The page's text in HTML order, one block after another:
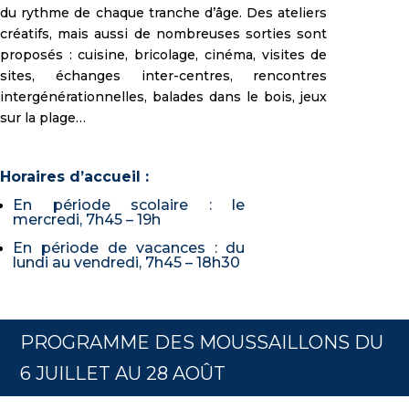
du rythme de chaque tranche d’âge. Des ateliers
créatifs, mais aussi de nombreuses sorties sont
proposés : cuisine, bricolage, cinéma, visites de
sites, échanges inter-centres, rencontres
intergénérationnelles, balades dans le bois, jeux
sur la plage…
Horaires d’accueil :
En période scolaire : le
mercredi, 7h45 – 19h
En période de vacances : du
lundi au vendredi, 7h45 – 18h30
PROGRAMME DES MOUSSAILLONS DU
6 JUILLET AU 28 AOÛT